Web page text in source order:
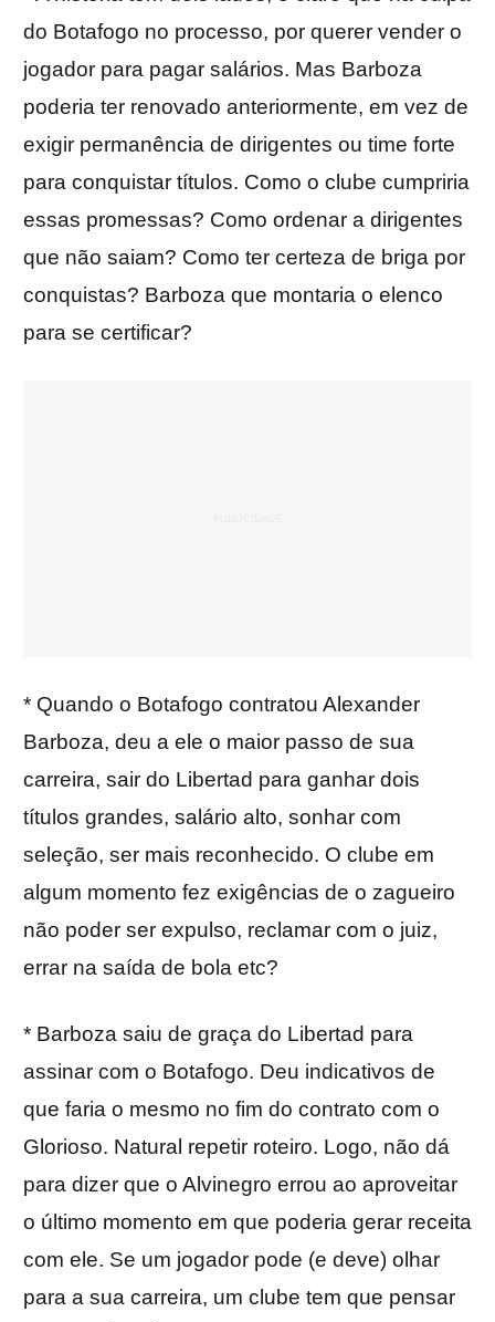
do Botafogo no processo, por querer vender o
jogador para pagar salários. Mas Barboza
poderia ter renovado anteriormente, em vez de
exigir permanência de dirigentes ou time forte
para conquistar títulos. Como o clube cumpriria
essas promessas? Como ordenar a dirigentes
que não saiam? Como ter certeza de briga por
conquistas? Barboza que montaria o elenco
para se certificar?
* Quando o Botafogo contratou Alexander
Barboza, deu a ele o maior passo de sua
carreira, sair do Libertad para ganhar dois
títulos grandes, salário alto, sonhar com
seleção, ser mais reconhecido. O clube em
algum momento fez exigências de o zagueiro
não poder ser expulso, reclamar com o juiz,
errar na saída de bola etc?
* Barboza saiu de graça do Libertad para
assinar com o Botafogo. Deu indicativos de
que faria o mesmo no fim do contrato com o
Glorioso. Natural repetir roteiro. Logo, não dá
para dizer que o Alvinegro errou ao aproveitar
o último momento em que poderia gerar receita
com ele. Se um jogador pode (e deve) olhar
para a sua carreira, um clube tem que pensar